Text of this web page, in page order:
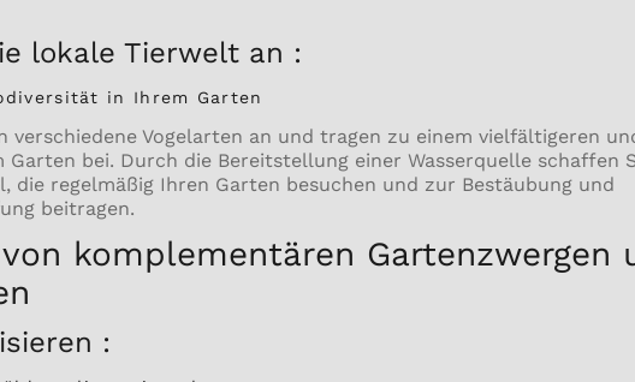
lokale Tierwelt an :
in Ihrem Garten
verschiedene Vogelarten an und tragen zu einem vielfältigeren
Garten bei. Durch die Bereitstellung einer Wasserquelle schaffen
die regelmäßig Ihren Garten besuchen und zur Bestäubung und
beitragen.
komplementären Gartenzwergen
: